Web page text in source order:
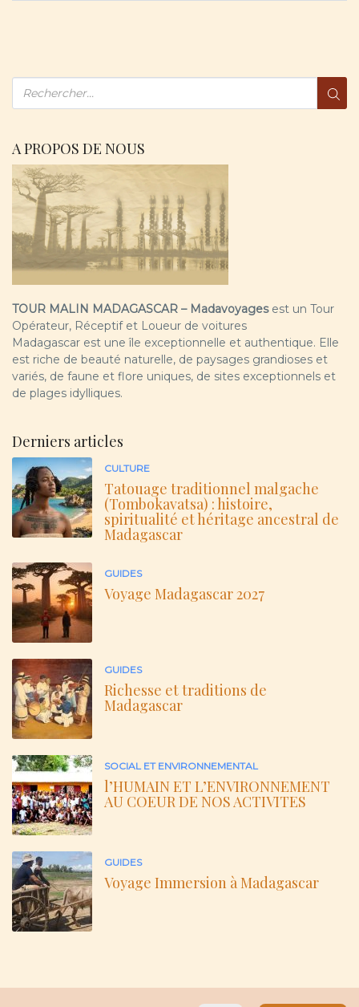
A PROPOS DE NOUS
TOUR MALIN MADAGASCAR – Madavoyagesest un Tour
Opérateur, Réceptif et Loueur de voitures
Madagascar est une île exceptionnelle et authentique. Elle
est riche de beauté naturelle, de paysages grandioses et
variés, de faune et flore uniques, de sites exceptionnels et
de plages idylliques.
Derniers articles
CULTURE
Tatouage traditionnel malgache
(Tombokavatsa) : histoire,
spiritualité et héritage ancestral de
Madagascar
GUIDES
Voyage Madagascar 2027
GUIDES
Richesse et traditions de
Madagascar
SOCIAL ET ENVIRONNEMENTAL
l’HUMAIN ET L’ENVIRONNEMENT
AU COEUR DE NOS ACTIVITES
GUIDES
Voyage Immersion à Madagascar